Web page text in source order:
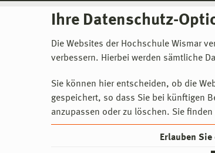
Ihre Datenschutz-
Die Websites der Hochschule Wismar
verbessern. Hierbei werden sämtliche
Sie können hier entscheiden, ob die
gespeichert, so dass Sie bei künftigen
anzupassen oder zu löschen. Sie
Erlauben